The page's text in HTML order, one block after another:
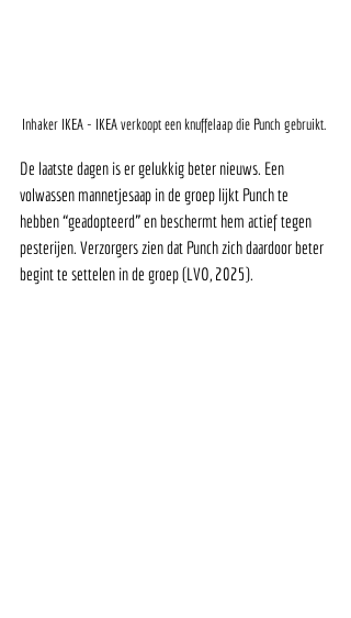
Inhaker IKEA - IKEA verkoopt een knuffelaap die Punch gebruikt.
De laatste dagen is er gelukkig beter nieuws. Een
volwassen mannetjesaap in de groep lijkt Punch te
hebben “geadopteerd” en beschermt hem actief tegen
pesterijen. Verzorgers zien dat Punch zich daardoor beter
begint te settelen in de groep (LVO, 2025).